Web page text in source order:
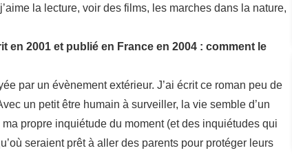
la lecture, voir des films, les marches dans la nature,
en 2001 et publié en France en 2004 : comment le
par un évènement extérieur. J’ai écrit ce roman peu de
un petit être humain à surveiller, la vie semble d’un
propre inquiétude du moment (et des inquiétudes qui
seraient prêt à aller des parents pour protéger leurs